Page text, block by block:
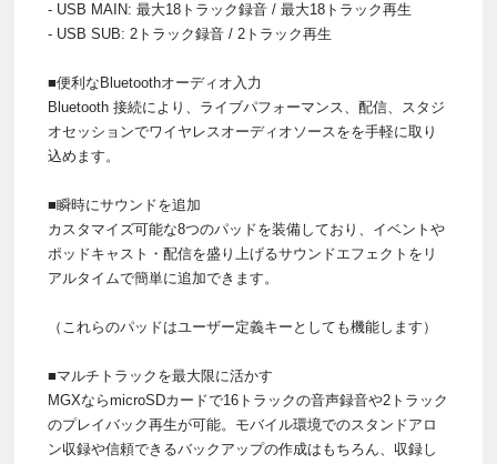
- USB MAIN: 最大18トラック録音 / 最大18トラック再生
- USB SUB: 2トラック録音 / 2トラック再生
■便利なBluetoothオーディオ入力
Bluetooth 接続により、ライブパフォーマンス、配信、スタジ
オセッションでワイヤレスオーディオソースをを手軽に取り
込めます。
■瞬時にサウンドを追加
カスタマイズ可能な8つのパッドを装備しており、イベントや
ポッドキャスト・配信を盛り上げるサウンドエフェクトをリ
アルタイムで簡単に追加できます。
（これらのパッドはユーザー定義キーとしても機能します）
■マルチトラックを最大限に活かす
MGXならmicroSDカードで16トラックの音声録音や2トラック
のプレイバック再生が可能。モバイル環境でのスタンドアロ
ン収録や信頼できるバックアップの作成はもちろん、収録し